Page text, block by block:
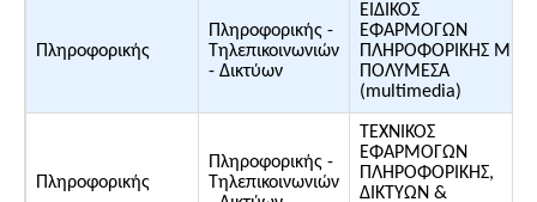
Πληροφορικής
Πληροφορικής -
Τηλεπικοινωνιών
- Δικτύων
ΕΙΔΙΚΟΣ
ΕΦΑΡΜΟΓΩΝ
ΠΛΗΡΟΦΟΡΙΚΗΣ ΜΕ
ΠΟΛΥΜΕΣΑ
(multimedia)
Πληροφορικής
Πληροφορικής -
Τηλεπικοινωνιών
ΤΕΧΝΙΚΟΣ
ΕΦΑΡΜΟΓΩΝ
ΠΛΗΡΟΦΟΡΙΚΗΣ,
ΔΙΚΤΥΩΝ &